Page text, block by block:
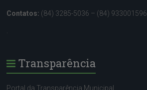
Contatos: (84) 3285-5036 – (84) 933001596
.
Transparência
Portal da Transparência Municipal